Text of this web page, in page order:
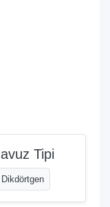
Tipi
Dikdörtgen